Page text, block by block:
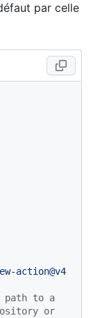
par celle
action@v4
path to a
or